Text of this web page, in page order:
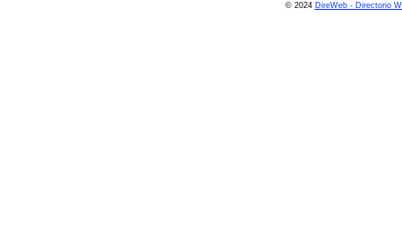
© 2024 DireWeb - Directorio